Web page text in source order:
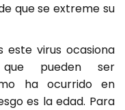
que se extreme su
este virus ocasiona
pueden ser
ha ocurrido en
es la edad. Para